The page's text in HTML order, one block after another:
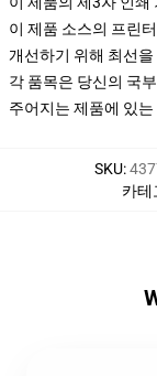
이 제품 소스의 프린
개선하기 위해 최선
각 품목은 당신의 국
주어지는 제품에 있
SKU:
카테